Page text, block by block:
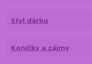
Styl dárku
Koníčky a zájmy